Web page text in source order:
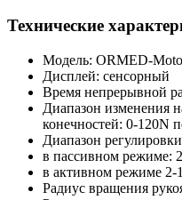
Технические
Модель: ORMED-Moto
Дисплей: сенсорный
Время непрерывной
Диапазон изменения
конечностей: 0-120N
Диапазон
в пассивном режиме:
в активном режиме 2-
Радиус вращения